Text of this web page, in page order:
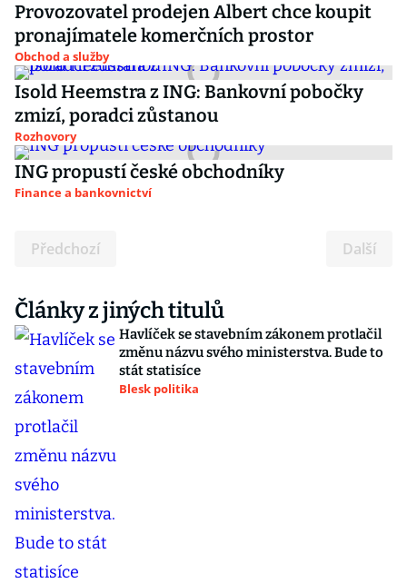
Provozovatel prodejen Albert chce koupit
pronajímatele komerčních prostor
Obchod a služby
Isold Heemstra z ING: Bankovní pobočky
zmizí, poradci zůstanou
Rozhovory
ING propustí české obchodníky
Finance a bankovnictví
Předchozí Další
Články z jiných titulů
Havlíček se stavebním zákonem protlačil
změnu názvu svého ministerstva. Bude to
stát statisíce
Blesk politika